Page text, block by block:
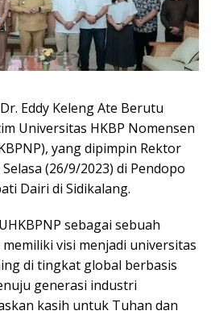
Eddy Keleng Ate Berutu
Universitas HKBP Nomensen
yang dipimpin Rektor
(26/9/2023) di Pendopo
Dairi di Sidikalang.
sebagai sebuah
visi menjadi universitas
di tingkat global berbasis
generasi industri
kasih untuk Tuhan dan